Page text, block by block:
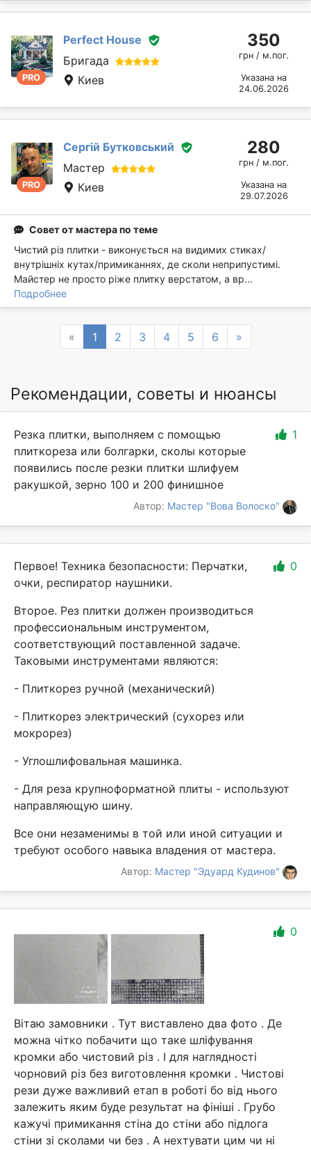
PRO
Perfect House
Бригада
Киев
350
грн / м.пог.
Указана на
24.06.2026
PRO
Сергій Бутковський
Мастер
Киев
280
грн / м.пог.
Указана на
29.07.2026
Совет от мастера по теме
Чистий різ плитки - виконується на видимих ​​стиках/
внутрішніх кутах/примиканнях, де сколи неприпустимі.
Майстер не просто ріже плитку верстатом, а вр...
Подробнее
« Previous
1 2 3 4 5 6 »
Рекомендации, советы и нюансы
1
Резка плитки, выполняем с помощью
плиткореза или болгарки, сколы которые
появились после резки плитки шлифуем
ракушкой, зерно 100 и 200 финишное
Автор: Мастер "Вова Волоско"
0
Первое! Техника безопасности: Перчатки,
очки, респиратор наушники.
Второе. Рез плитки должен производиться
профессиональным инструментом,
соответствующий поставленной задаче.
Таковыми инструментами являются:
- Плиткорез ручной (механический)
- Плиткорез электрический (сухорез или
мокрорез)
- Углошлифовальная машинка.
- Для реза крупноформатной плиты - используют
направляющую шину.
Все они незаменимы в той или иной ситуации и
требуют особого навыка владения от мастера.
Автор: Мастер "Эдуард Кудинов"
0
Вітаю замовники . Тут виставлено два фото . Де
можна чітко побачити що таке шліфування
кромки або чистовий різ . І для наглядності
чорновий різ без виготовлення кромки . Чистові
рези дуже важливий етап в роботі бо від нього
залежить яким буде результат на фініші . Грубо
кажучі примикання стіна до стіни або підлога
стіни зі сколами чи без . А нехтувати цим чи ні